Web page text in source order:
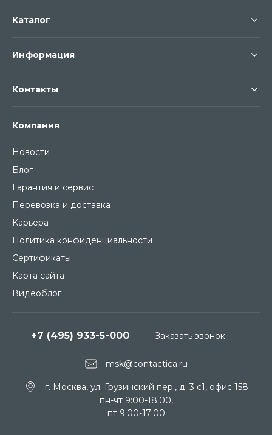
Компания
Новости
Блог
Гарантия и сервис
Перевозка и доставка
Карьера
Политика конфиденциальности
Сертификаты
Карта сайта
Видеоблог
Каталог
Информация
Контакты
msk@contactica.ru
+7 (495) 933-5-000
г. Москва, ул. Грузинский пер., д. 3 c1, офис 158
пн-чт 9:00-18:00,
пт 9:00-17:00
Заказать звонок